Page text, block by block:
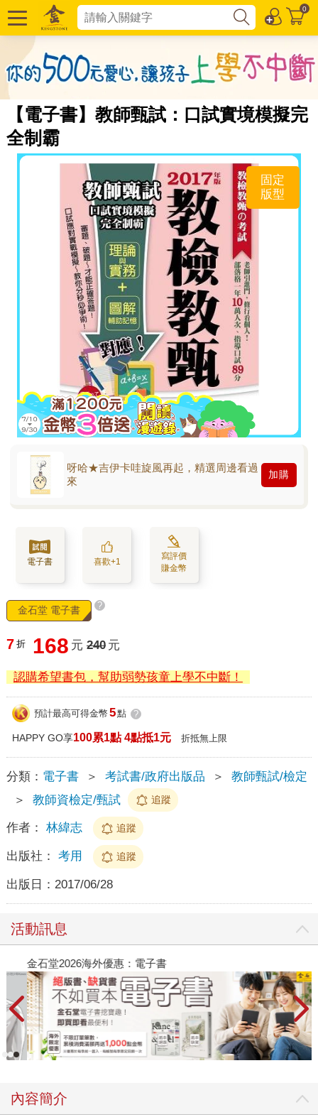
0
【電子書】教師甄試：口試實境模擬完
全制霸
固定
版型
呀哈★吉伊卡哇旋風再起，精選周邊看過
來
加購
電子書 喜歡+1
寫評價
賺金幣
金石堂 電子書 ?
7 折 168 元 240 元
認購希望書包，幫助弱勢孩童上學不中斷！
預計最高可得金幣 5點 ?
HAPPY GO享100累1點 4點抵1元 折抵無上限
分類： 電子書 ＞ 考試書/政府出版品 ＞
教師甄試/檢定
＞
教師資檢定/甄試 追蹤
作者： 林緯志 追蹤
出版社： 考用 追蹤
出版日： 2017/06/28
活動訊息
金石堂2026海外優惠：電子書
內容簡介